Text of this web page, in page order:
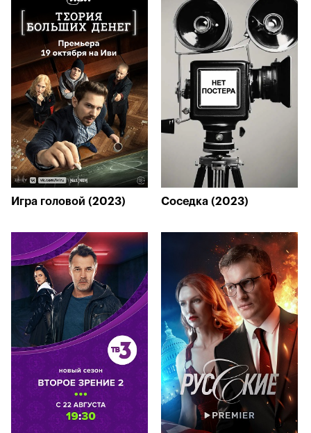
Игра головой (2023) Соседка (2023)